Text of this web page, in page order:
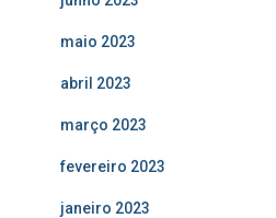
maio 2023
abril 2023
março 2023
fevereiro 2023
janeiro 2023